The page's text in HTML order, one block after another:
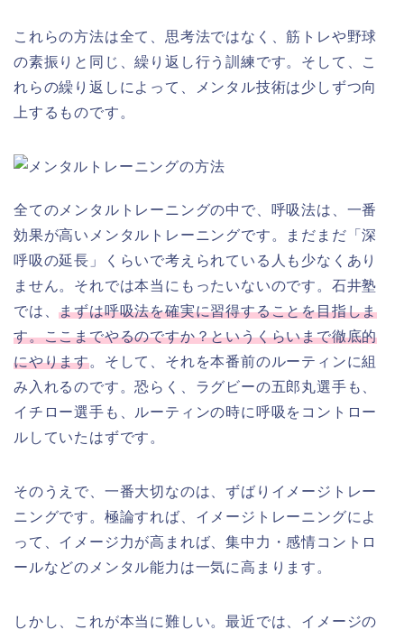
これらの方法は全て、思考法ではなく、筋トレや野球
の素振りと同じ、繰り返し行う訓練です。そして、こ
れらの繰り返しによって、メンタル技術は少しずつ向
上するものです。
全てのメンタルトレーニングの中で、呼吸法は、一番
効果が高いメンタルトレーニングです。まだまだ「深
呼吸の延長」くらいで考えられている人も少なくあり
ません。それでは本当にもったいないのです。石井塾
では、まずは呼吸法を確実に習得することを目指しま
す。ここまでやるのですか？というくらいまで徹底的
にやります。そして、それを本番前のルーティンに組
み入れるのです。恐らく、ラグビーの五郎丸選手も、
イチロー選手も、ルーティンの時に呼吸をコントロー
ルしていたはずです。
そのうえで、一番大切なのは、ずばりイメージトレー
ニングです。極論すれば、イメージトレーニングによ
って、イメージ力が高まれば、集中力・感情コントロ
ールなどのメンタル能力は一気に高まります。
しかし、これが本当に難しい。最近では、イメージの